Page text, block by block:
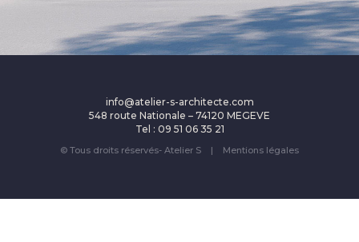
info@atelier-s-architecte.com
548 route Nationale – 74120 MEGEVE
Tel : 09 51 06 35 21
© Tous droits réservés- Atelier S | Mentions légales